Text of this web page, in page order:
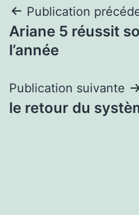
Navigation
de
Publication
Ariane 5 réussit
l’année
Publication suivante
le retour du